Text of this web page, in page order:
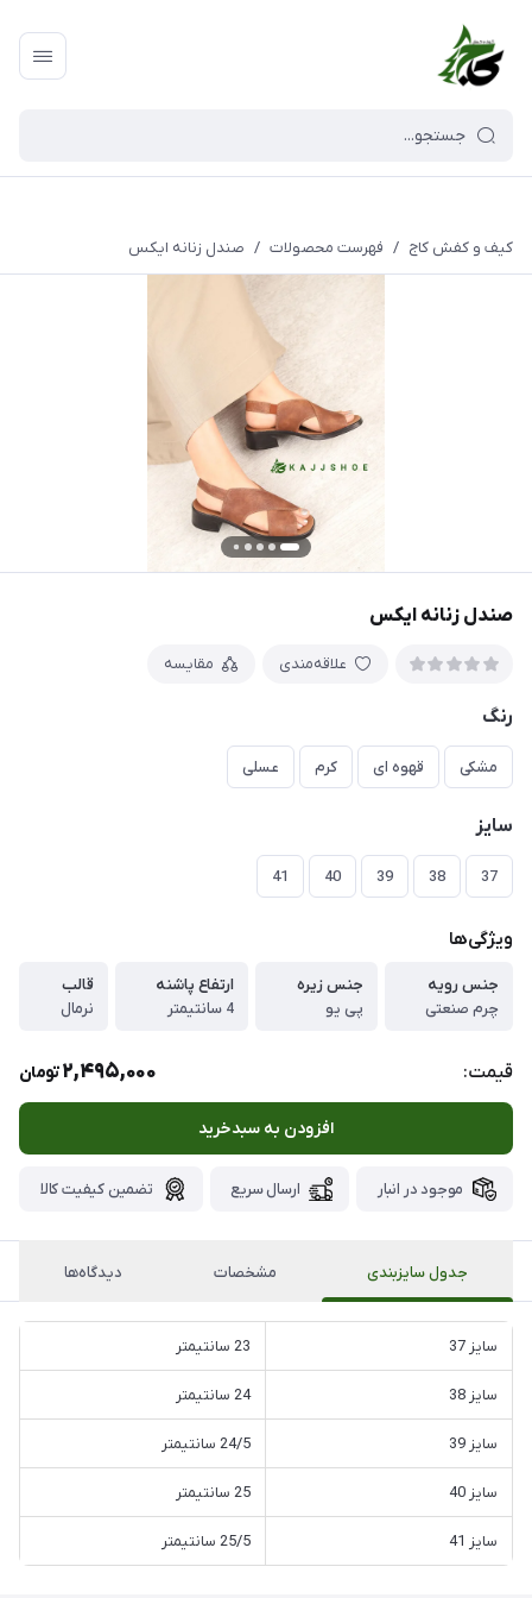
کیف و کفش کاج / فهرست محصولات / صندل زنانه ایکس
صندل زنانه ایکس
علاقه‌مندی مقایسه
رنگ
مشکی قهوه ای کرم عسلی
سایز
37
38
39
40
41
ویژگی‌ها
جنس رویه
چرم صنعتی
جنس زیره
پی یو
ارتفاع پاشنه
4 سانتیمتر
قالب
نرمال
قیمت: 2,495,000تومان
افزودن به سبدخرید
موجود در انبار ارسال سریع تضمین کیفیت کالا
جدول سایزبندی مشخصات دیدگاه‌ها
سایز 37 23 سانتیمتر
سایز 38 24 سانتیمتر
سایز 39 24/5 سانتیمتر
سایز 40 25 سانتیمتر
سایز 41 25/5 سانتیمتر